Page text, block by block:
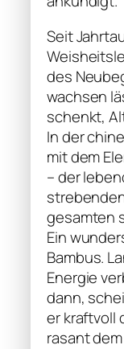
Seit
des
wachsen
schenkt,
In der
mit dem
– der
gesamten
Ein
Bambus.
Energie
dann,
er kraftvoll
rasant